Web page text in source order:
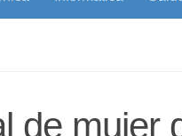
de mujer